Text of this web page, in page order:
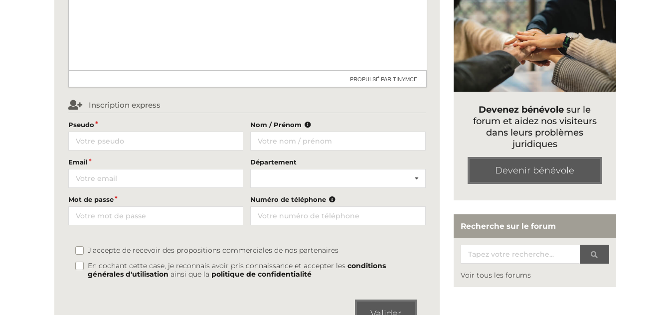
PROPULSÉ PAR TINYMCE
Inscription express
Pseudo Nom / Prénom
Email Département
Mot de passe Numéro de téléphone
J'accepte de recevoir des propositions commerciales de nos partenaires
En cochant cette case, je reconnais avoir pris connaissance et accepter lesconditions
générales d'utilisation ainsi que la politique de confidentialité
Devenez bénévole sur le
forum et aidez nos visiteurs
dans leurs problèmes
juridiques
Devenir bénévole
Recherche sur le forum
Voir tous les forums